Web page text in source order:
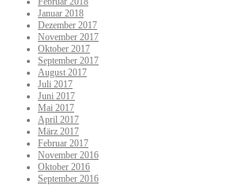
Januar 2018
Dezember 2017
November 2017
Oktober 2017
September 2017
August 2017
Juli 2017
Juni 2017
Mai 2017
April 2017
März 2017
Februar 2017
November 2016
Oktober 2016
September 2016